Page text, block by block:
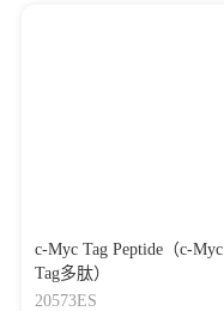
c-Myc Tag Peptide（c-Myc
Tag多肽）
20573ES